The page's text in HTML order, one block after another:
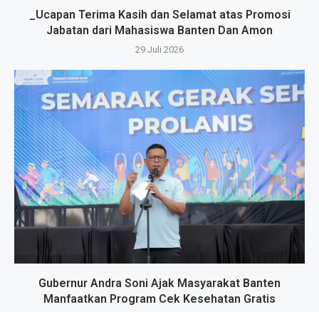
_Ucapan Terima Kasih dan Selamat atas Promosi
Jabatan dari Mahasiswa Banten Dan Amon
29 Juli 2026
Gubernur Andra Soni Ajak Masyarakat Banten
Manfaatkan Program Cek Kesehatan Gratis